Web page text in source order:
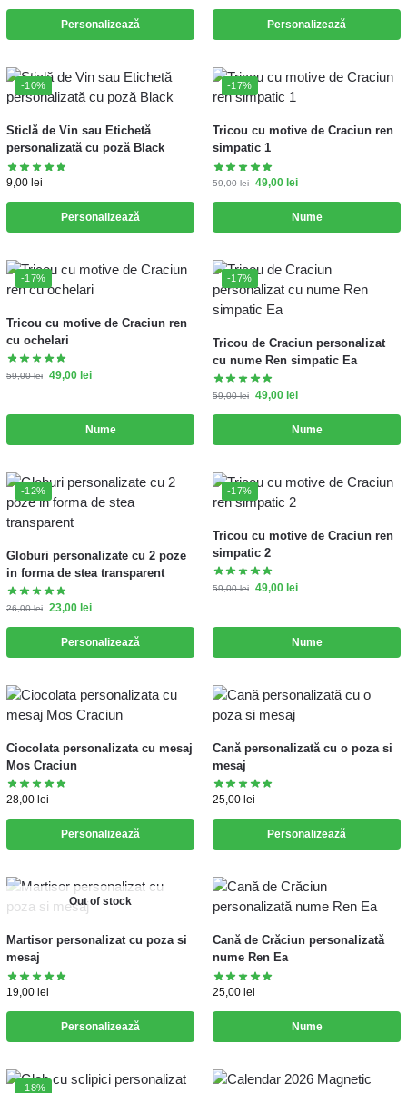
Personalizează Personalizează
-10%
Sticlă de Vin sau Etichetă
personalizată cu poză Black
9,00 lei
Personalizează
-17%
Tricou cu motive de Craciun ren
simpatic 1
59,00lei 49,00 lei
Nume
-17%
Tricou cu motive de Craciun ren
cu ochelari
59,00lei 49,00 lei
Nume
-17%
Tricou de Craciun personalizat
cu nume Ren simpatic Ea
59,00lei 49,00 lei
Nume
-12%
Globuri personalizate cu 2 poze
in forma de stea transparent
26,00lei 23,00 lei
Personalizează
-17%
Tricou cu motive de Craciun ren
simpatic 2
59,00lei 49,00 lei
Nume
Ciocolata personalizata cu mesaj
Mos Craciun
28,00 lei
Personalizează
Cană personalizată cu o poza si
mesaj
25,00 lei
Personalizează
Out of stock
Martisor personalizat cu poza si
mesaj
19,00 lei
Personalizează
Cană de Crăciun personalizată
nume Ren Ea
25,00 lei
Nume
-18%